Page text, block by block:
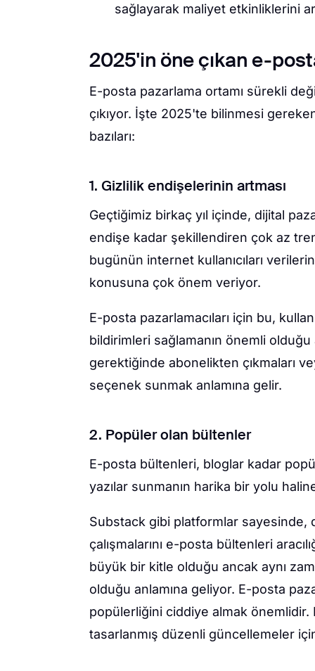
sağlayarak maliyet etkinliklerini
2025'in öne çıkan e-
E-posta pazarlama ortamı sürekli
çıkıyor. İşte 2025'te bilinmesi
bazıları:
1. Gizlilik endişelerinin artması
Geçtiğimiz birkaç yıl içinde, dijital
endişe kadar şekillendiren çok az
bugünün internet kullanıcıları
konusuna çok önem veriyor.
E-posta pazarlamacıları için bu,
bildirimleri sağlamanın önemli olduğu
gerektiğinde abonelikten çıkmaları
seçenek sunmak anlamına gelir.
2. Popüler olan bültenler
E-posta bültenleri, bloglar kadar
yazılar sunmanın harika bir yolu
Substack gibi platformlar sayesinde,
çalışmalarını e-posta bültenleri
büyük bir kitle olduğu ancak aynı
olduğu anlamına geliyor. E-posta
popülerliğini ciddiye almak önemlidir.
tasarlanmış düzenli güncellemeler